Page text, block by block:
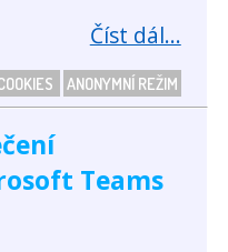
Číst dál...
ANONYMNÍ REŽIM
Teams